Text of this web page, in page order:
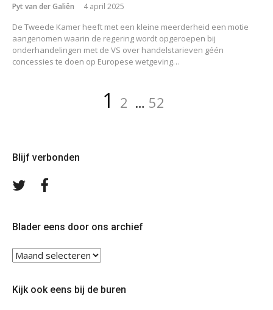
Pyt van der Galiën 4 april 2025
De Tweede Kamer heeft met een kleine meerderheid een motie
aangenomen waarin de regering wordt opgeroepen bij
onderhandelingen met de VS over handelstarieven géén
concessies te doen op Europese wetgeving…
Pagina
1 Pagina
2 … Pagina
52
Blijf verbonden
Volg
Blader eens door ons archief
Blader
eens
ons
Kijk ook eens bij de buren